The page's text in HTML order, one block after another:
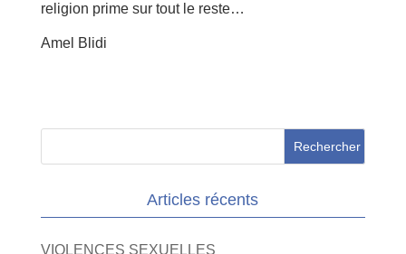
religion prime sur tout le reste…
Amel Blidi
Articles récents
VIOLENCES SEXUELLES